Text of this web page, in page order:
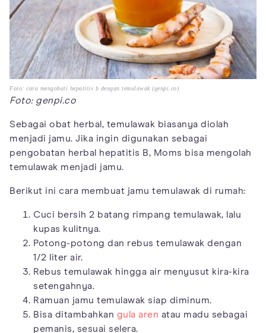
Foto: cara mengobati hepatitis b dengan temulawak (genpi.co)
Foto: genpi.co
Sebagai obat herbal, temulawak biasanya diolah
menjadi jamu. Jika ingin digunakan sebagai
pengobatan herbal hepatitis B, Moms bisa mengolah
temulawak menjadi jamu.
Berikut ini cara membuat jamu temulawak di rumah:
Cuci bersih 2 batang rimpang temulawak, lalu
kupas kulitnya.
Potong-potong dan rebus temulawak dengan
1/2 liter air.
Rebus temulawak hingga air menyusut kira-kira
setengahnya.
Ramuan jamu temulawak siap diminum.
Bisa ditambahkan gula aren atau madu sebagai
pemanis, sesuai selera.